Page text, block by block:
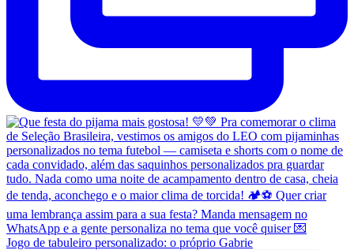
Jogo de tabuleiro personalizado: o próprio Gabrie